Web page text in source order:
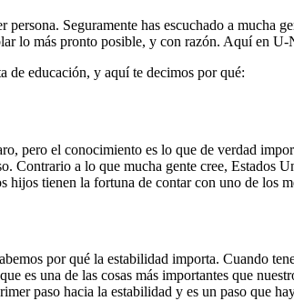
persona. Seguramente has escuchado a mucha
lo más pronto posible, y con razón. Aquí en
de educación, y aquí te decimos por qué:
pero el conocimiento es lo que de verdad
Contrario a lo que mucha gente cree, Estados
tienen la fortuna de contar con uno de los
por qué la estabilidad importa. Cuando
es una de las cosas más importantes que
paso hacia la estabilidad y es un paso que